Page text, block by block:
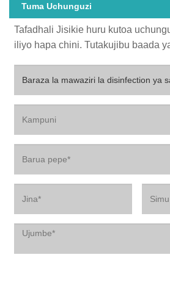
Tuma Uchunguzi
Tafadhali Jisikie huru kutoa
iliyo hapa chini. Tutakujibu baada